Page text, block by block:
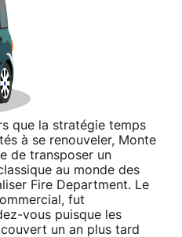
que la stratégie temps
à se renouveler, Monte
de transposer un
au monde des
Fire Department. Le
fut
vous puisque les
un an plus tard